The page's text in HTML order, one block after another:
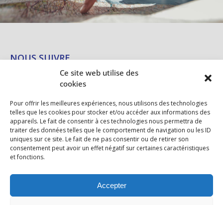
Ce site web utilise des
cookies
Pour offrir les meilleures expériences, nous utilisons des technologies
telles que les cookies pour stocker et/ou accéder aux informations des
appareils. Le fait de consentir à ces technologies nous permettra de
traiter des données telles que le comportement de navigation ou les ID
uniques sur ce site. Le fait de ne pas consentir ou de retirer son
consentement peut avoir un effet négatif sur certaines caractéristiques
et fonctions.
Accepter
NOUS SUIVRE
NEWSLETTER
*
E
-
A
L
E
-
M
I
*
S'INSCRIRE